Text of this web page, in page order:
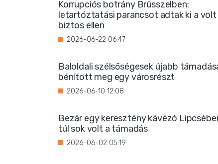
Korrupciós botrány Brüsszelben:
letartóztatási parancsot adtak ki a volt
biztos ellen
2026-06-22 06:47
Baloldali szélsőségesek újabb
bénított meg egy városrészt
2026-06-10 12:08
Bezár egy keresztény kávézó
túl sok volt a támadás
2026-06-02 05:19